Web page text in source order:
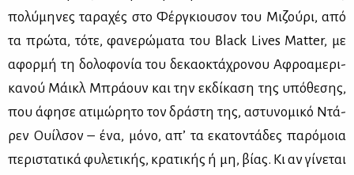
πο­λύ­μη­νες τα­ρα­χές στο Φέρ­γκιου­σον του Μι­ζού­ρι, από
τα πρώ­τα, τό­τε, φα­νε­ρώ­μα­τα του Black Lives Matter, με
αφορ­μή τη δο­λο­φο­νία του δε­κα­ο­κτά­χρο­νου Αφρο­α­με­ρι­
κα­νού Μάικλ Μπρά­ουν και την εκ­δί­κα­ση της υπό­θε­σης,
που άφη­σε ατι­μώ­ρη­το τον δρά­στη της, αστυ­νο­μι­κό Ντά­
ρεν Ουίλ­σον – ένα, μό­νο, απ’ τα εκα­το­ντά­δες πα­ρό­μοια
πε­ρι­στα­τι­κά φυ­λε­τι­κής, κρα­τι­κής ή μη, βί­ας. Κι αν γί­νε­ται